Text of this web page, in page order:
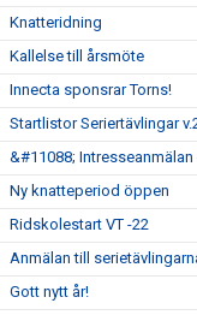
Knatteridning
Kallelse till årsmöte
Innecta sponsrar Torns!
Startlistor Seriertävlingar
&#11088;
Ny knatteperiod öppen
Ridskolestart VT -22
Anmälan till
Gott nytt år!